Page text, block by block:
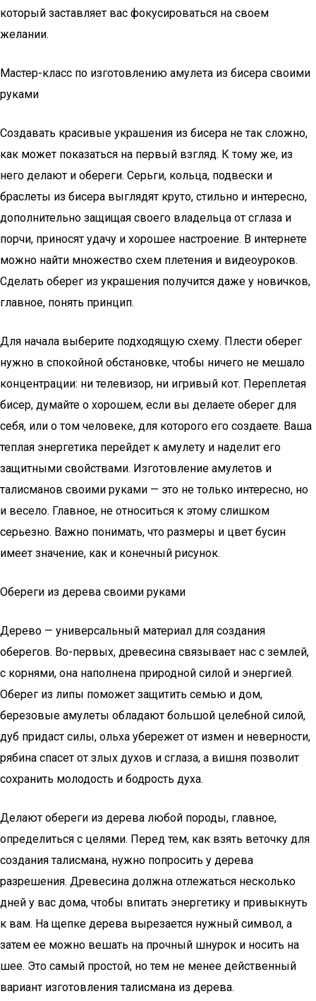
который заставляет вас фокусироваться на своем
желании.
Мастер-класс по изготовлению амулета из бисера своими
руками
Создавать красивые украшения из бисера не так сложно,
как может показаться на первый взгляд. К тому же, из
него делают и обереги. Серьги, кольца, подвески и
браслеты из бисера выглядят круто, стильно и интересно,
дополнительно защищая своего владельца от сглаза и
порчи, приносят удачу и хорошее настроение. В интернете
можно найти множество схем плетения и видеоуроков.
Сделать оберег из украшения получится даже у новичков,
главное, понять принцип.
Для начала выберите подходящую схему. Плести оберег
нужно в спокойной обстановке, чтобы ничего не мешало
концентрации: ни телевизор, ни игривый кот. Переплетая
бисер, думайте о хорошем, если вы делаете оберег для
себя, или о том человеке, для которого его создаете. Ваша
теплая энергетика перейдет к амулету и наделит его
защитными свойствами. Изготовление амулетов и
талисманов своими руками — это не только интересно, но
и весело. Главное, не относиться к этому слишком
серьезно. Важно понимать, что размеры и цвет бусин
имеет значение, как и конечный рисунок.
Обереги из дерева своими руками
Дерево — универсальный материал для создания
оберегов. Во-первых, древесина связывает нас с землей,
с корнями, она наполнена природной силой и энергией.
Оберег из липы поможет защитить семью и дом,
березовые амулеты обладают большой целебной силой,
дуб придаст силы, ольха убережет от измен и неверности,
рябина спасет от злых духов и сглаза, а вишня позволит
сохранить молодость и бодрость духа.
Делают обереги из дерева любой породы, главное,
определиться с целями. Перед тем, как взять веточку для
создания талисмана, нужно попросить у дерева
разрешения. Древесина должна отлежаться несколько
дней у вас дома, чтобы впитать энергетику и привыкнуть
к вам. На щепке дерева вырезается нужный символ, а
затем ее можно вешать на прочный шнурок и носить на
шее. Это самый простой, но тем не менее действенный
вариант изготовления талисмана из дерева.